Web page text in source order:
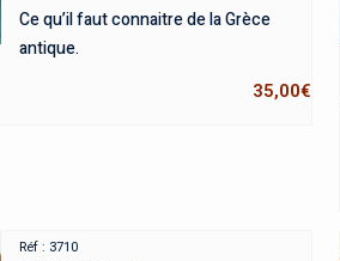
Ce qu’il faut connaitre de la Grèce
antique.
35,00€
Réf : 3710